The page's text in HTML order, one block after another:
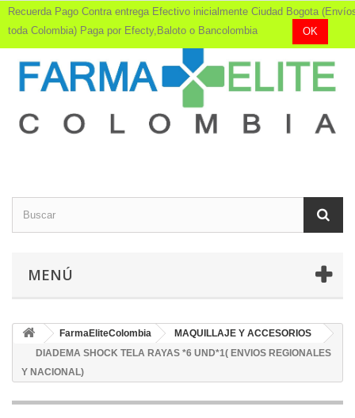
MENÚ
FarmaEliteColombia
MAQUILLAJE Y ACCESORIOS
DIADEMA SHOCK TELA RAYAS *6 UND*1( ENVIOS REGIONALES
Y NACIONAL)
Recuerda Pago Contra entrega Efectivo inicialmente Ciudad Bogota
toda Colombia) Paga por Efecty,Baloto o Bancolombia
OK